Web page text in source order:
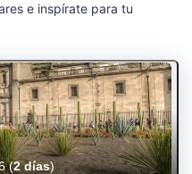
e inspírate para tu
(2 días)